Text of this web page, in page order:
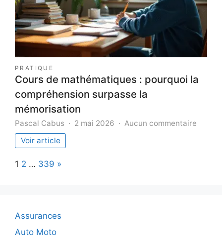
PRATIQUE
Cours de mathématiques : pourquoi la
compréhension surpasse la
mémorisation
Pascal Cabus 2 mai 2026 Aucun commentaire
Voir article
Page:
1 2 … 339 Next
»
Assurances
Auto Moto